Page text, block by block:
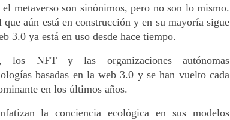
metaverso son sinónimos, pero no son lo mismo.
aún está en construcción y en su mayoría sigue
3.0 ya está en uso desde hace tiempo.
los NFT y las organizaciones autónomas
basadas en la web 3.0 y se han vuelto cada
en los últimos años.
la conciencia ecológica en sus modelos